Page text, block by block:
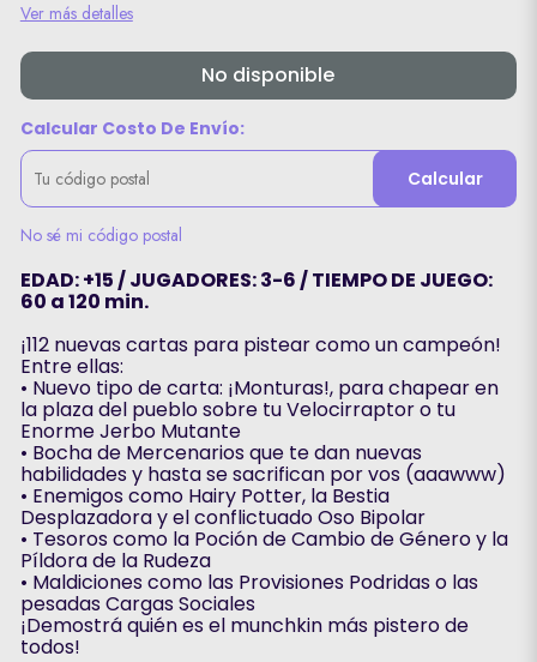
Ver más detalles
No disponible
Calcular Costo De Envío:
Calcular
No sé mi código postal
EDAD: +15 / JUGADORES: 3-6 / TIEMPO DE JUEGO:
60 a 120 min.
¡112 nuevas cartas para pistear como un campeón!
Entre ellas:
• Nuevo tipo de carta: ¡Monturas!, para chapear en
la plaza del pueblo sobre tu Velocirraptor o tu
Enorme Jerbo Mutante
• Bocha de Mercenarios que te dan nuevas
habilidades y hasta se sacrifican por vos (aaawww)
• Enemigos como Hairy Potter, la Bestia
Desplazadora y el conflictuado Oso Bipolar
• Tesoros como la Poción de Cambio de Género y la
Píldora de la Rudeza
• Maldiciones como las Provisiones Podridas o las
pesadas Cargas Sociales
¡Demostrá quién es el munchkin más pistero de
todos!